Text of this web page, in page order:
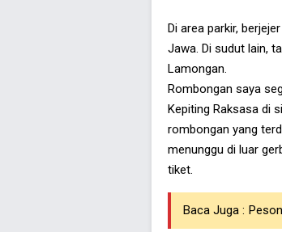
Di area parkir,
Jawa. Di sudut lain,
Lamongan.
Rombongan saya
Kepiting Raksasa di
rombongan yang
menunggu di luar
tiket.
Baca Juga :